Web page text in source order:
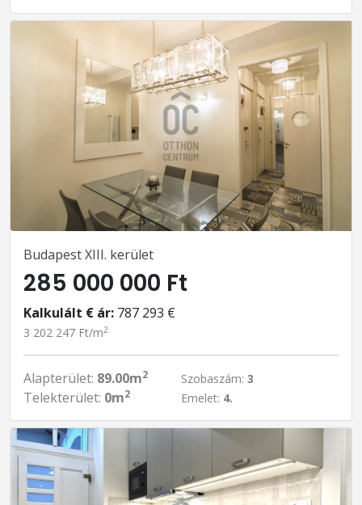
Budapest XIII. kerület
285 000 000 Ft
Kalkulált € ár: 787 293 €
3 202 247 Ft/m2
Alapterület: 89.00m2
Telekterület: 0m2
Szobaszám: 3
Emelet: 4.